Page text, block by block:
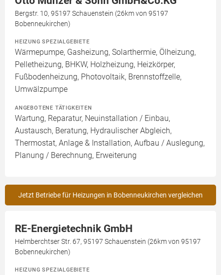
Bergstr. 10, 95197 Schauenstein (26km von 95197
Bobenneukirchen)
HEIZUNG SPEZIALGEBIETE
Wärmepumpe, Gasheizung, Solarthermie, Ölheizung,
Pelletheizung, BHKW, Holzheizung, Heizkörper,
Fußbodenheizung, Photovoltaik, Brennstoffzelle,
Umwälzpumpe
ANGEBOTENE TÄTIGKEITEN
Wartung, Reparatur, Neuinstallation / Einbau,
Austausch, Beratung, Hydraulischer Abgleich,
Thermostat, Anlage & Installation, Aufbau / Auslegung,
Planung / Berechnung, Erweiterung
Jetzt Betriebe für Heizungen in Bobenneukirchen vergleichen
RE-Energietechnik GmbH
Helmberchtser Str. 67, 95197 Schauenstein (26km von 95197
Bobenneukirchen)
HEIZUNG SPEZIALGEBIETE